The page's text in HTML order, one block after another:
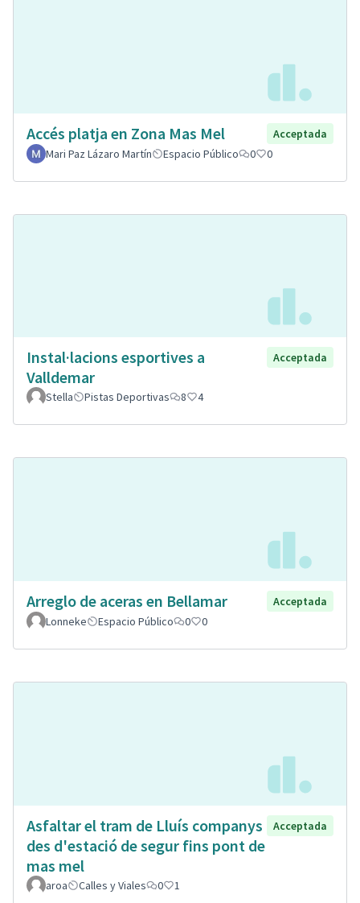
Accés platja en Zona Mas Mel
Acceptada
Mari Paz Lázaro Martín
Espacio Público 0 0
Instal·lacions esportives a
Valldemar
Acceptada
Stella Pistas Deportivas 8 4
Arreglo de aceras en Bellamar
Acceptada
Lonneke
Espacio Público 0 0
Asfaltar el tram de Lluís companys
des d'estació de segur fins pont de
mas mel
Acceptada
aroa Calles y Viales 0 1